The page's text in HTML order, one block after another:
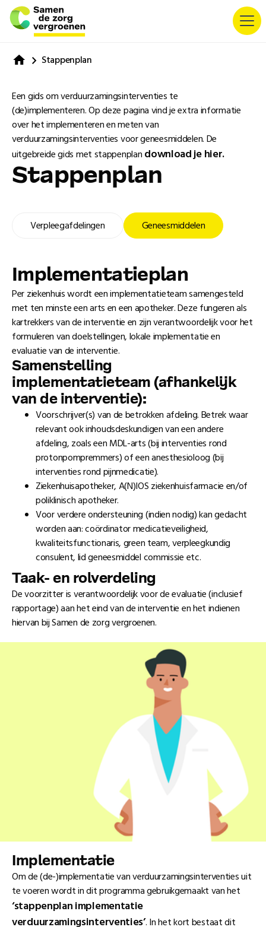
Stappenplan
Stappenplan
Een gids om verduurzamingsinterventies te
(de)implementeren. Op deze pagina vind je extra informatie
over het implementeren en meten van
verduurzamingsinterventies voor geneesmiddelen. De
uitgebreide gids met stappenplandownload je hier.
Verpleegafdelingen Geneesmiddelen
Implementatieplan
Per ziekenhuis wordt een implementatieteam samengesteld
met ten minste een arts en een apotheker. Deze fungeren als
kartrekkers van de interventie en zijn verantwoordelijk voor het
formuleren van doelstellingen, lokale implementatie en
evaluatie van de interventie.
Samenstelling
implementatieteam (afhankelĳk
van de interventie):
Voorschrijver(s) van de betrokken afdeling. Betrek waar
relevant ook inhoudsdeskundigen van een andere
afdeling, zoals een MDL-arts (bij interventies rond
protonpompremmers) of een anesthesioloog (bij
interventies rond pijnmedicatie).
Ziekenhuisapotheker, A(N)IOS ziekenhuisfarmacie en/of
poliklinisch apotheker.
Voor verdere ondersteuning (indien nodig) kan gedacht
worden aan: coördinator medicatieveiligheid,
kwaliteitsfunctionaris, green team, verpleegkundig
consulent, lid geneesmiddel commissie etc.
Taak- en rolverdeling
De voorzitter is verantwoordelijk voor de evaluatie (inclusief
rapportage) aan het eind van de interventie en het indienen
hiervan bij Samen de zorg vergroenen.
Implementatie
Om de (de-)implementatie van verduurzamingsinterventies uit
te voeren wordt in dit programma gebruikgemaakt van het
‘stappenplan implementatie
verduurzamingsinterventies’. In het kort bestaat dit